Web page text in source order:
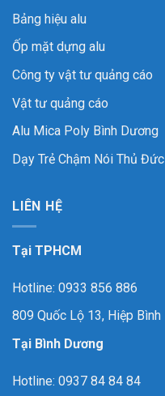
Bảng hiệu alu
Ốp mặt dựng alu
Công ty vật tư quảng cáo
Vật tư quảng cáo
Alu Mica Poly Bình Dương
Dạy Trẻ Chậm Nói Thủ Đức
LIÊN HỆ
Tại TPHCM
Hotline: 0933 856 886
809 Quốc Lộ 13, Hiệp
Tại Bình Dương
Hotline: 0937 84 84 84